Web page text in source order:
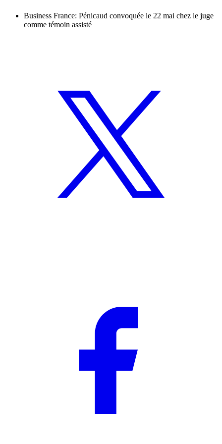
Business France: Pénicaud convoquée le 22 mai chez le juge
comme témoin assisté